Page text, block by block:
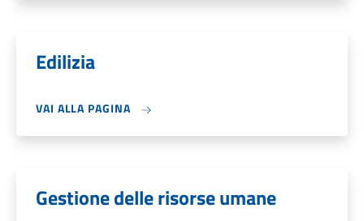
Edilizia
VAI ALLA PAGINA
Gestione delle risorse umane